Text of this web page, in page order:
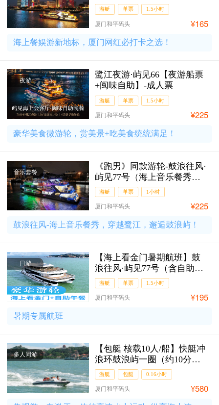
游艇 单票 1.5小时
厦门和平码头 ¥165
海上餐娱游新地标，厦门网红必打卡之选！
夜游
鹭江夜游·屿见66【夜游船票
+闽味自助】-成人票
游艇 单票 1.5小时
厦门和平码头 ¥225
豪华美食微游轮，赏美景+吃美食统统满足！
音乐套餐
《跑男》同款游轮-鼓浪往风·
屿见77号（海上音乐餐秀）-
成人票
游艇 单票 1小时
厦门和平码头 ¥225
鼓浪往风-海上音乐餐秀，穿越鹭江，邂逅鼓浪屿！
日游
【海上看金门暑期航班】鼓
浪往风·屿见77号（含自助午
餐）-成人票
游艇 单票 1.5小时
厦门和平码头 ¥195
暑期专属航班
多人同游
【包艇 核载10人/船】快艇冲
浪环鼓浪屿一圈（约10分
钟）
游艇 包艇 0.16小时
厦门和平码头 ¥580